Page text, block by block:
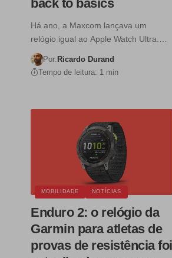
back to basics
Há ano, a Maxcom lançava um
relógio igual ao Apple Watch Ultra.…
Por: Ricardo Durand
Tempo de leitura: 1 min
MOBILIDADE NOTÍCIAS
Enduro 2: o relógio da
Garmin para atletas de
provas de resistência foi